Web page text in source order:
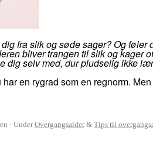
fra slik og søde sager? Og føler
bliver trangen til slik og kager
dig selv med, dur pludselig ikke
en rygrad som en regnorm.
UnderOvergangsalder& Tips til